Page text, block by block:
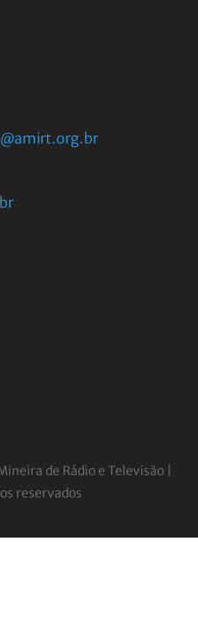
de Rádio e Televisão |
reservados